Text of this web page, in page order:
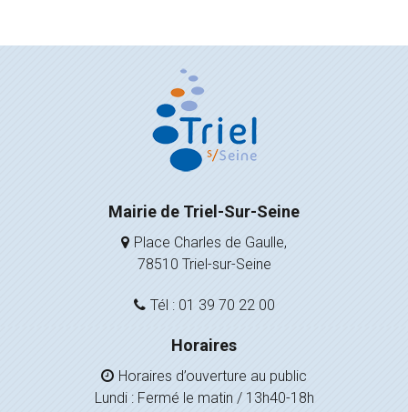
Mairie de Triel-Sur-Seine
Place Charles de Gaulle,
78510 Triel-sur-Seine
Tél : 01 39 70 22 00
Horaires
Horaires d’ouverture au public
Lundi : Fermé le matin / 13h40-18h